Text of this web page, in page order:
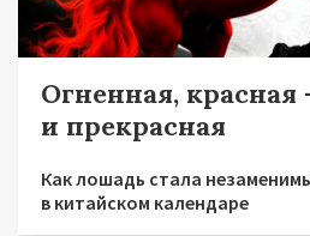
Огненная, красная
и прекрасная
Как лошадь стала
в китайском календаре